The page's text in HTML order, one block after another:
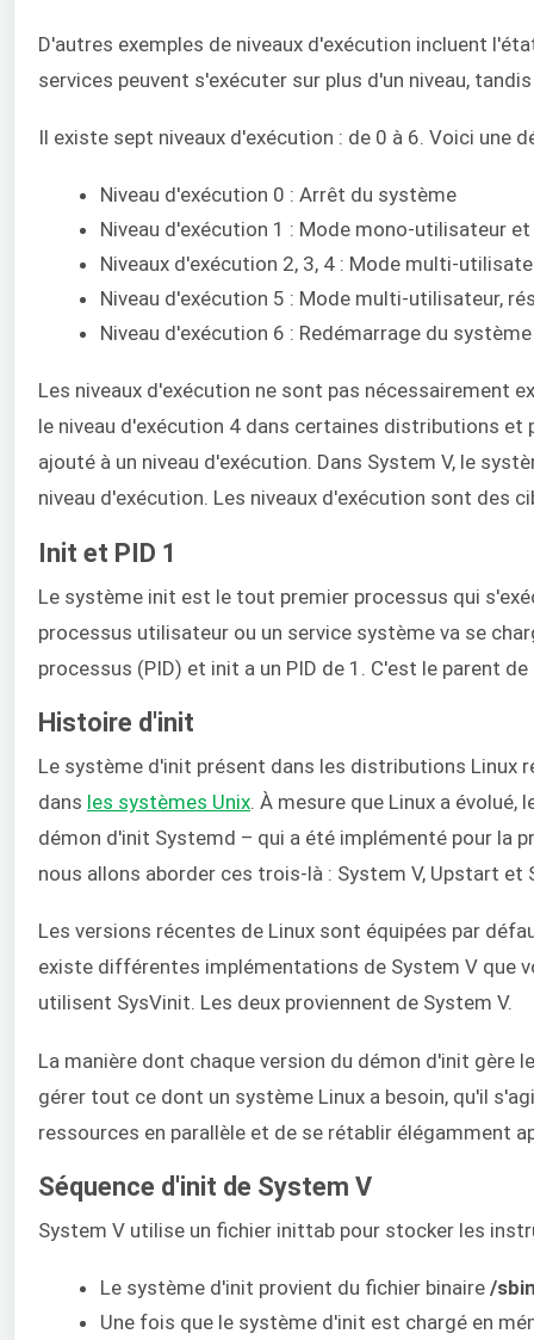
D'autres exemples de niveaux d'exécution incluent
services peuvent s'exécuter sur plus d'un niveau,
Il existe sept niveaux d'exécution : de 0 à 6. Voici une
Niveau d'exécution 0 : Arrêt du système
Niveau d'exécution 1 : Mode mono-utilisateur
Niveaux d'exécution 2, 3, 4 : Mode multi-
Niveau d'exécution 5 : Mode multi-utilisateur,
Niveau d'exécution 6 : Redémarrage du système
Les niveaux d'exécution ne sont pas nécessairement
le niveau d'exécution 4 dans certaines distributions et
ajouté à un niveau d'exécution. Dans System V, le
niveau d'exécution. Les niveaux d'exécution sont des
Init et PID 1
Le système init est le tout premier processus qui
processus utilisateur ou un service système va se
processus (PID) et init a un PID de 1. C'est le parent
Histoire d'init
Le système d'init présent dans les distributions Linux
dans les systèmes Unix. À mesure que Linux a
démon d'init Systemd – qui a été implémenté pour la
nous allons aborder ces trois-là : System V, Upstart et
Les versions récentes de Linux sont équipées par
existe différentes implémentations de System V que
utilisent SysVinit. Les deux proviennent de System V.
La manière dont chaque version du démon d'init gère
gérer tout ce dont un système Linux a besoin, qu'il
ressources en parallèle et de se rétablir élégamment
Séquence d'init de System V
System V utilise un fichier inittab pour stocker les
Le système d'init provient du fichier binaire /
Une fois que le système d'init est chargé en